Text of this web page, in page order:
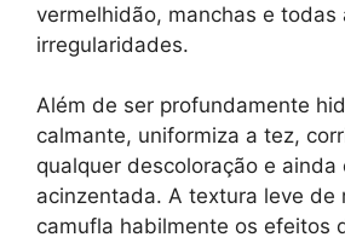
vermelhidão, manchas e todas
irregularidades.
Além de ser profundamente
calmante, uniformiza a tez,
qualquer descoloração e ainda
acinzentada. A textura leve de
camufla habilmente os efeitos